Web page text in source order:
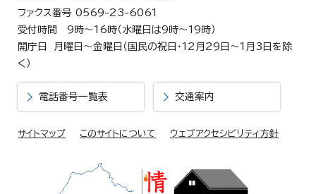
ファクス番号 0569-23-6061
受付時間 9時～16時（水曜日は9時～19時）
開庁日 月曜日～金曜日（国民の祝日・12月29日～1月3日を除
く）
電話番号一覧表 交通案内
サイトマップ このサイトについて ウェブアクセシビリティ方針